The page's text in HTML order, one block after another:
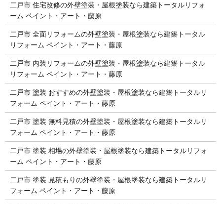
二戸市 住宅改修の外壁塗装・屋根塗装なら建築トータルリフォ
ーム ペイント・アート・藤原
二戸市 全面リフォームの外壁塗装・屋根塗装なら建築トータル
リフォーム ペイント・アート・藤原
二戸市 内装リフォームの外壁塗装・屋根塗装なら建築トータル
リフォーム ペイント・アート・藤原
二戸市 塗装 おすすめの外壁塗装・屋根塗装なら建築トータルリ
フォーム ペイント・アート・藤原
二戸市 塗装 無料見積の外壁塗装・屋根塗装なら建築トータルリ
フォーム ペイント・アート・藤原
二戸市 塗装 相場の外壁塗装・屋根塗装なら建築トータルリフォ
ーム ペイント・アート・藤原
二戸市 塗装 見積もりの外壁塗装・屋根塗装なら建築トータルリ
フォーム ペイント・アート・藤原